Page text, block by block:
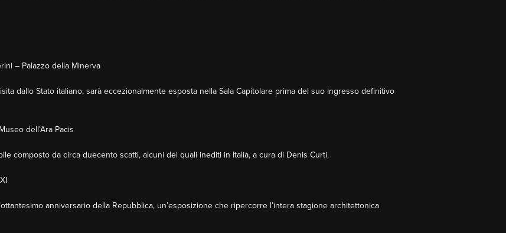
– Palazzo della Minerva
dallo Stato italiano, sarà eccezionalmente esposta nella Sala Capitolare prima del suo ingresso definitivo
dell’Ara Pacis
composto da circa duecento scatti, alcuni dei quali inediti in Italia, a cura di Denis Curti.
anniversario della Repubblica, un’esposizione che ripercorre l’intera stagione architettonica